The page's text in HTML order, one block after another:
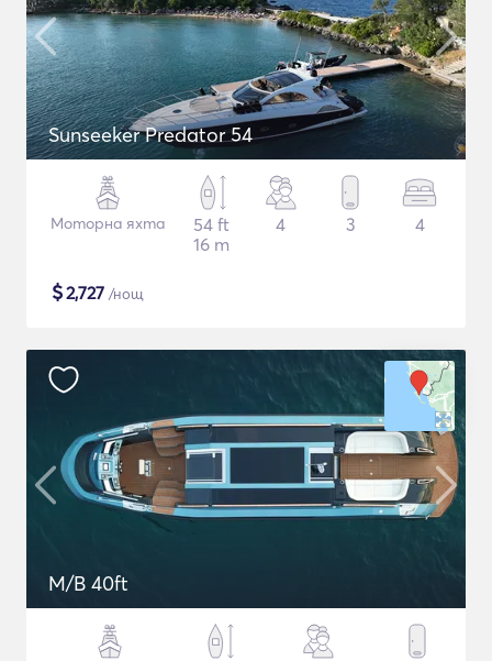
Sunseeker Predator 54
Моторна яхта
54 ft
16 m
4 3 4
$2,727 /нощ
M/B 40ft